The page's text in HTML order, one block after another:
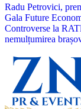
Navigare
în
articole
Radu Petrovici,
Gala Future
Controverse la
nemulțumirea